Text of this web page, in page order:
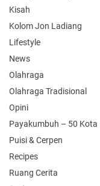
Kisah
Kolom Jon Ladiang
Lifestyle
News
Olahraga
Olahraga Tradisional
Opini
Payakumbuh – 50 Kota
Puisi & Cerpen
Recipes
Ruang Cerita